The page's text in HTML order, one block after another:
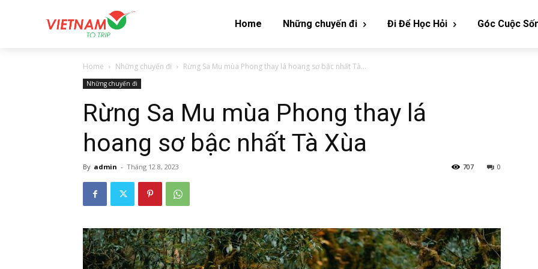
Home Những chuyến đi Đi Để Học Hỏi Góc Cuộc
Home Những chuyến đi Rừng Sa Mu mùa Phong thay lá hoang sơ bậc nhất Tà...
Những chuyến đi
Rừng Sa Mu mùa Phong thay lá
hoang sơ bậc nhất Tà Xùa
By admin - Tháng 12 8, 2023 0
707